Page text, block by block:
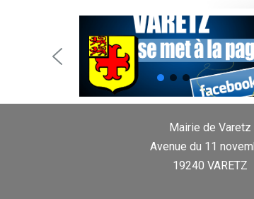
Mairie de Varetz
Avenue du 11
19240 VARETZ